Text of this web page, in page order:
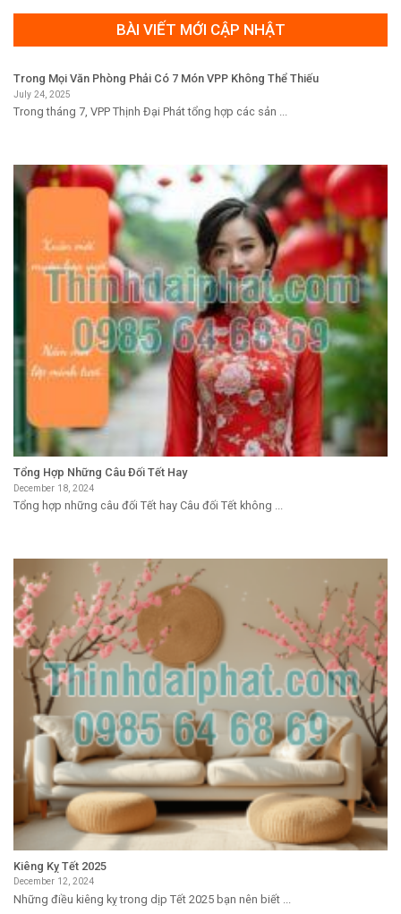
BÀI VIẾT MỚI CẬP NHẬT
Trong Mọi Văn Phòng Phải Có 7 Món VPP Không Thể Thiếu
July 24, 2025
Trong tháng 7, VPP Thịnh Đại Phát tổng hợp các sản ...
Tổng Hợp Những Câu Đối Tết Hay
December 18, 2024
Tổng hợp những câu đối Tết hay Câu đối Tết không ...
Kiêng Kỵ Tết 2025
December 12, 2024
Những điều kiêng kỵ trong dịp Tết 2025 bạn nên biết ...